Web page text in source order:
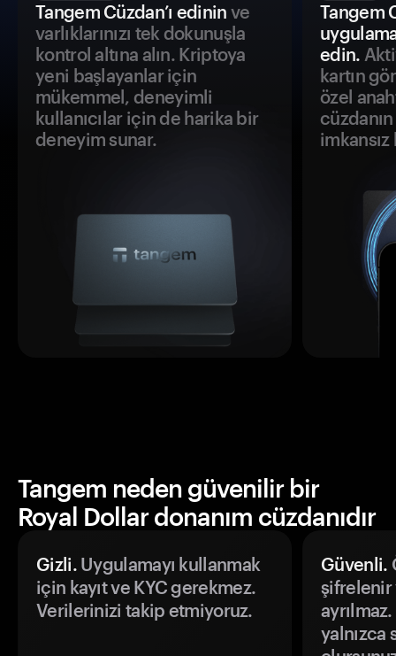
Tangem Cüzdan’ı edinin ve
varlıklarınızı tek dokunuşla
kontrol altına alın. Kriptoya
yeni başlayanlar için
mükemmel, deneyimli
kullanıcılar için de harika bir
deneyim sunar.
Tangem
edin.
kartın
özel
Tangem neden güvenilir bir
Royal Dollar donanım cüzdanıdır
Gizli.Uygulamayı kullanmak
için kayıt ve KYC gerekmez.
Verilerinizi takip etmiyoruz.
Güvenli.
şifrelenir
yalnızca